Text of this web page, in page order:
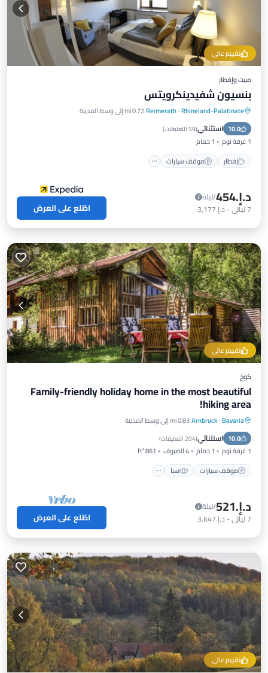
تقييم عالي
مبيت وإفطار
بنسيون شفيدينكرويتس
Rhineland-Palatinate
·
Reimerath0.72 mi إلى وسط المدينة
10.0 استثنائي(59 التعليقات )
1 غرفة نوم
1 حمام
إفطار
موقف سيارات
إفطار موقف سيارات
شرفة / تراس
مطبخ
د.إ.‏454
/ليلة
7ليالي- د.إ.‏3,177 اطّلع على العرض
تقييم عالي
كوخ
Family-friendly holiday home in the most beautiful
hiking area!
Bavaria
·
Arnbruck0.83 mi إلى وسط المدينة
10.0 استثنائي(204 التعليقات )
1 غرفة نوم 1 حمام 4 الضيوف
861 ft²
موقف سيارات
سبا
موقف سيارات سبا
مطبخ
د.إ.‏521
/ليلة
7ليالي- د.إ.‏3,647 اطّلع على العرض
تقييم عالي